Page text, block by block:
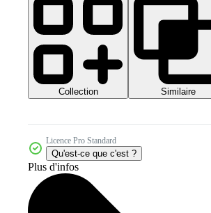
Collection Similaire
Licence Pro Standard
Qu'est-ce que c'est ?
Plus d'infos